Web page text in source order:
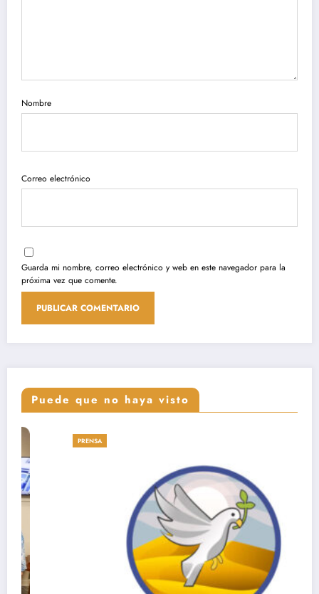
Nombre
Correo electrónico
Guarda mi nombre, correo electrónico y web en este navegador para la
próxima vez que comente.
Puede que no haya visto